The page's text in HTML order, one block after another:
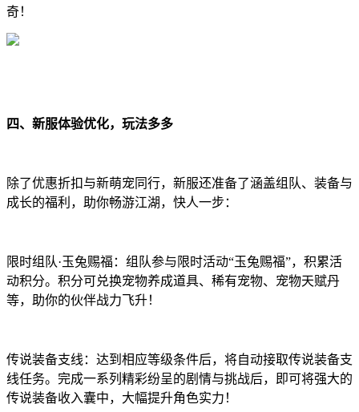
奇！
四、新服体验优化，玩法多多
除了优惠折扣与新萌宠同行，新服还准备了涵盖组队、装备与
成长的福利，助你畅游江湖，快人一步：
限时组队·玉兔赐福：组队参与限时活动“玉兔赐福”，积累活
动积分。积分可兑换宠物养成道具、稀有宠物、宠物天赋丹
等，助你的伙伴战力飞升！
传说装备支线：达到相应等级条件后，将自动接取传说装备支
线任务。完成一系列精彩纷呈的剧情与挑战后，即可将强大的
传说装备收入囊中，大幅提升角色实力！